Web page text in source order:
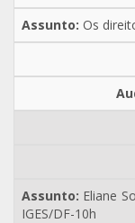
Os
Eliane
IGES/DF-10h